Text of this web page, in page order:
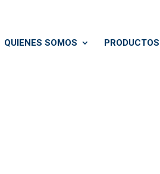
QUIENES SOMOS PRODUCTOS